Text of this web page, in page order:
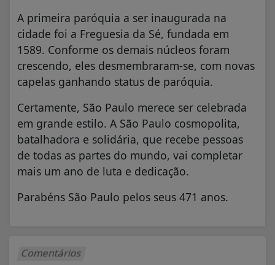
A primeira paróquia a ser inaugurada na
cidade foi a Freguesia da Sé, fundada em
1589. Conforme os demais núcleos foram
crescendo, eles desmembraram-se, com novas
capelas ganhando status de paróquia.
Certamente, São Paulo merece ser celebrada
em grande estilo. A São Paulo cosmopolita,
batalhadora e solidária, que recebe pessoas
de todas as partes do mundo, vai completar
mais um ano de luta e dedicação.
Parabéns São Paulo pelos seus 471 anos.
Comentários